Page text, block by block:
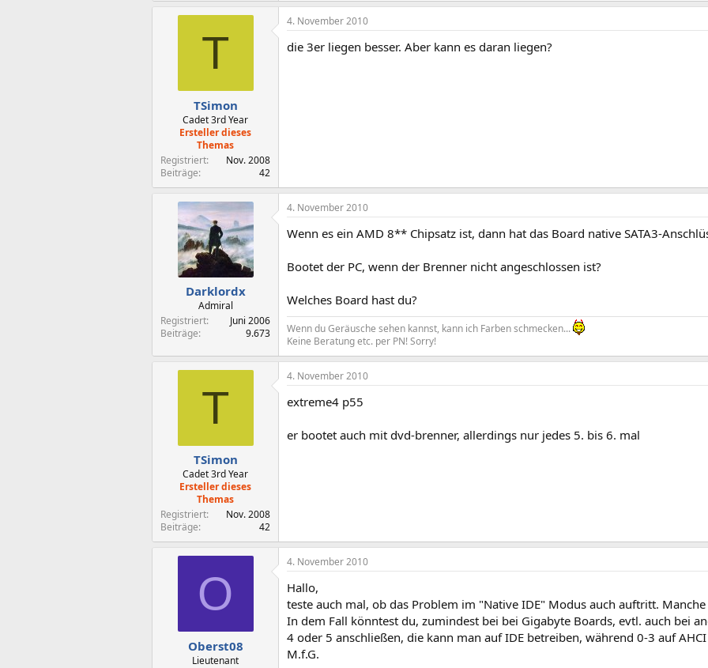
T
TSimon
Cadet 3rd Year
Ersteller dieses
Themas
Registriert
Nov. 2008
Beiträge
42
4. November 2010
die 3er liegen besser. Aber kann es daran liegen?
Darklordx
Admiral
Registriert
Juni 2006
Beiträge
9.673
4. November 2010
Wenn es ein AMD 8** Chipsatz ist, dann hat das Board native SATA3-
Bootet der PC, wenn der Brenner nicht angeschlossen ist?
Welches Board hast du?
Wenn du Geräusche sehen kannst, kann ich Farben schmecken...
Keine Beratung etc. per PN! Sorry!
T
TSimon
Cadet 3rd Year
Ersteller dieses
Themas
Registriert
Nov. 2008
Beiträge
42
4. November 2010
extreme4 p55
er bootet auch mit dvd-brenner, allerdings nur jedes 5. bis 6. mal
O
Oberst08
Lieutenant
4. November 2010
Hallo,
teste auch mal, ob das Problem im "Native IDE" Modus auch auftritt.
In dem Fall könntest du, zumindest bei bei Gigabyte Boards, evtl. auch bei
4 oder 5 anschließen, die kann man auf IDE betreiben, während 0-3 auf
M.f.G.